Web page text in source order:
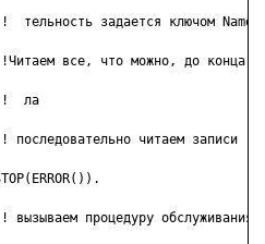
все, что можно, до конца
последовательно читаем записи
вызываем процедуру обслуживания